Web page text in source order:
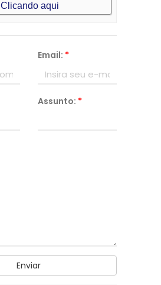
Clicando aqui
Email: *
Assunto: *
Enviar